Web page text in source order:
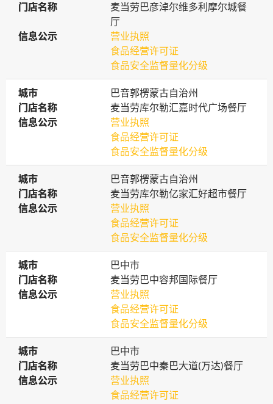
门店名称
门店名称
麦当劳巴彦淖尔维多利摩尔城餐
厅
信息公示
信息公示
营业执照
食品经营许可证
食品安全监督量化分级
城市
城市
巴音郭楞蒙古自治州
门店名称
门店名称
麦当劳库尔勒汇嘉时代广场餐厅
信息公示
信息公示
营业执照
食品经营许可证
食品安全监督量化分级
城市
城市
巴音郭楞蒙古自治州
门店名称
门店名称
麦当劳库尔勒亿家汇好超市餐厅
信息公示
信息公示
营业执照
食品经营许可证
食品安全监督量化分级
城市
城市
巴中市
门店名称
门店名称
麦当劳巴中容邦国际餐厅
信息公示
信息公示
营业执照
食品经营许可证
食品安全监督量化分级
城市
城市
巴中市
门店名称
门店名称
麦当劳巴中秦巴大道(万达)餐厅
信息公示
信息公示
营业执照
食品经营许可证